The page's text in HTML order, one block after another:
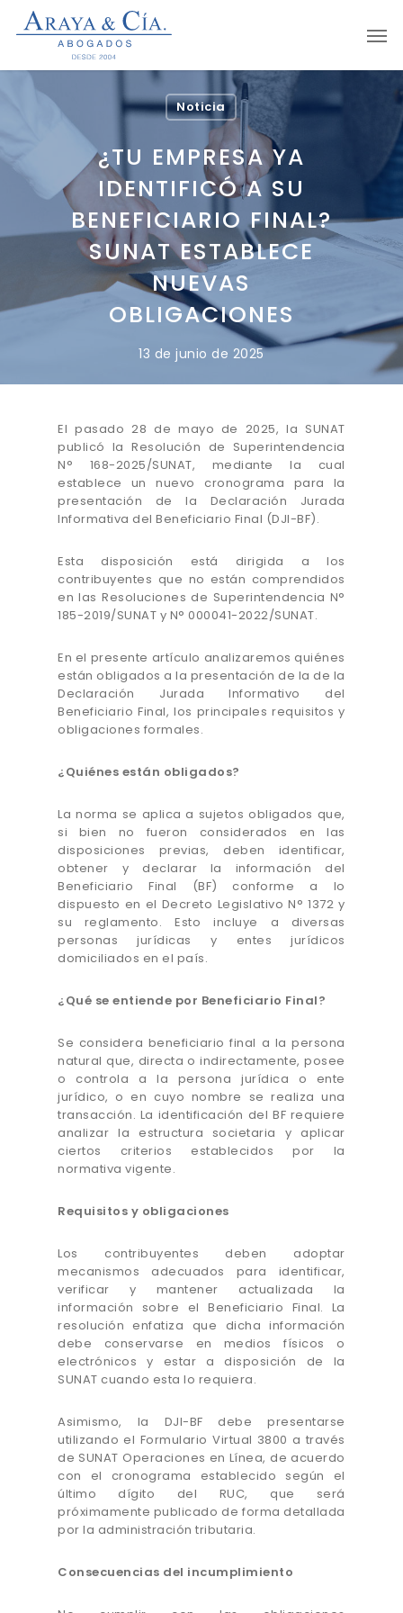
Noticia
¿TU EMPRESA YA
IDENTIFICÓ A SU
BENEFICIARIO FINAL?
SUNAT ESTABLECE
NUEVAS
OBLIGACIONES
13 de junio de 2025
El pasado 28 de mayo de 2025, la SUNAT
publicó la Resolución de Superintendencia
N° 168-2025/SUNAT, mediante la cual
establece un nuevo cronograma para la
presentación de la Declaración Jurada
Informativa del Beneficiario Final (DJI-BF).
Esta disposición está dirigida a los
contribuyentes que no están comprendidos
en las Resoluciones de Superintendencia N°
185-2019/SUNAT y N° 000041-2022/SUNAT.
En el presente artículo analizaremos quiénes
están obligados a la presentación de la de la
Declaración Jurada Informativo del
Beneficiario Final, los principales requisitos y
obligaciones formales.
¿Quiénes están obligados?
La norma se aplica a sujetos obligados que,
si bien no fueron considerados en las
disposiciones previas, deben identificar,
obtener y declarar la información del
Beneficiario Final (BF) conforme a lo
dispuesto en el Decreto Legislativo N° 1372 y
su reglamento. Esto incluye a diversas
personas jurídicas y entes jurídicos
domiciliados en el país.
¿Qué se entiende por Beneficiario Final?
Se considera beneficiario final a la persona
natural que, directa o indirectamente, posee
o controla a la persona jurídica o ente
jurídico, o en cuyo nombre se realiza una
transacción. La identificación del BF requiere
analizar la estructura societaria y aplicar
ciertos criterios establecidos por la
normativa vigente.
Requisitos y obligaciones
Los contribuyentes deben adoptar
mecanismos adecuados para identificar,
verificar y mantener actualizada la
información sobre el Beneficiario Final. La
resolución enfatiza que dicha información
debe conservarse en medios físicos o
electrónicos y estar a disposición de la
SUNAT cuando esta lo requiera.
Asimismo, la DJI-BF debe presentarse
utilizando el Formulario Virtual 3800 a través
de SUNAT Operaciones en Línea, de acuerdo
con el cronograma establecido según el
último dígito del RUC, que será
próximamente publicado de forma detallada
por la administración tributaria.
Consecuencias del incumplimiento